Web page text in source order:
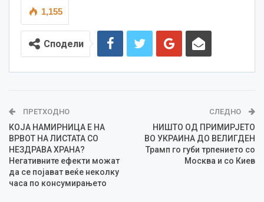
1,155
Сподели
ПРЕТХОДНО
КОЈА НАМИРНИЦА Е НА
ВРВОТ НА ЛИСТАТА СО
НЕЗДРАВА ХРАНА?
Негативните ефекти можат
да се појават веќе неколку
часа по консумирањето
СЛЕДНО
НИШТО ОД ПРИМИРЈЕТО
ВО УКРАИНА ДО ВЕЛИГДЕН
Трамп го губи трпението со
Москва и со Киев